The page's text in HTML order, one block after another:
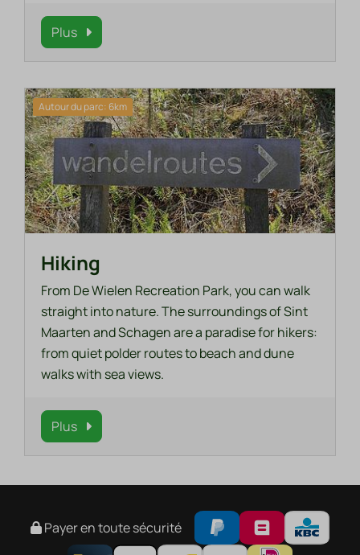
Plus
Autour du parc: 6km
Hiking
From De Wielen Recreation Park, you can walk
straight into nature. The surroundings of Sint
Maarten and Schagen are a paradise for hikers:
from quiet polder routes to beach and dune
walks with sea views.
Plus
Payer en toute sécurité